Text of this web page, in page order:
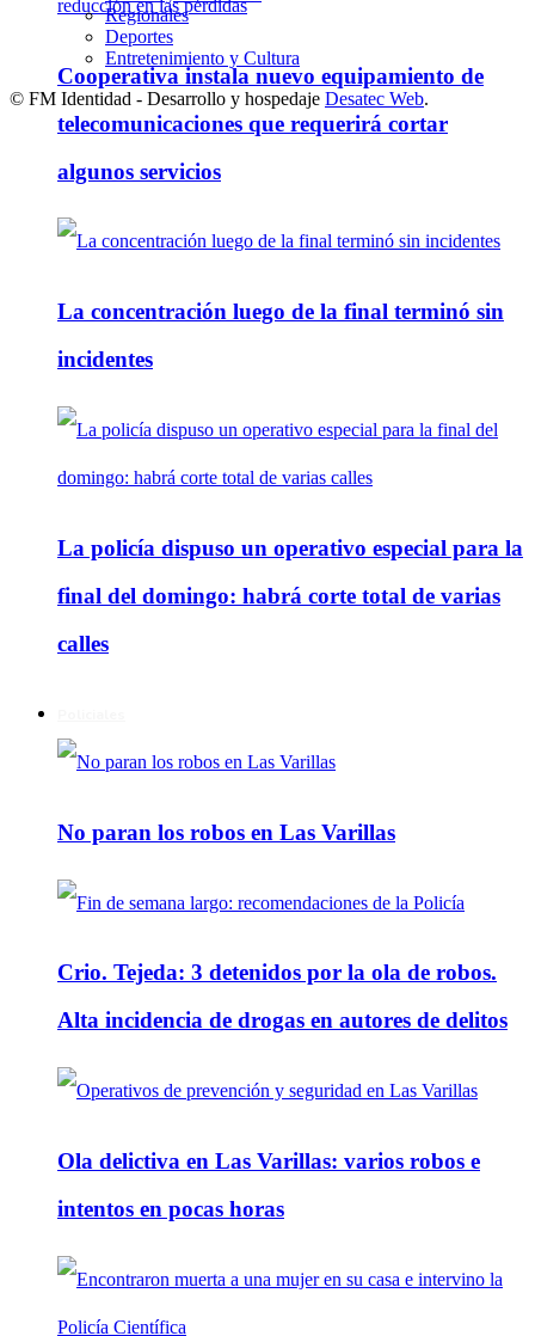
Cooperativa instala nuevo equipamiento de
telecomunicaciones que requerirá cortar
algunos servicios
La concentración luego de la final terminó sin
incidentes
La policía dispuso un operativo especial para la
final del domingo: habrá corte total de varias
calles
No paran los robos en Las Varillas
Crio. Tejeda: 3 detenidos por la ola de robos.
Alta incidencia de drogas en autores de delitos
Ola delictiva en Las Varillas: varios robos e
intentos en pocas horas
Regionales
Deportes
Entretenimiento y Cultura
© FM Identidad - Desarrollo y hospedaje Desatec Web.